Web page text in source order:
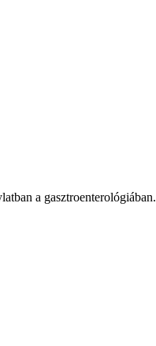
a gasztroenterológiában.